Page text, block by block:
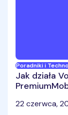
Poradniki i
Jak działa
22 czerwca,